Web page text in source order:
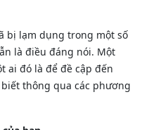
bị lạm dụng trong một số
là điều đáng nói. Một
ai đó là để đề cập đến
thông qua các phương